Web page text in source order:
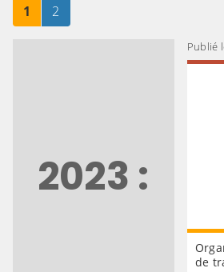
Page
1 sur 2Page
2
2023 :
Publié
de